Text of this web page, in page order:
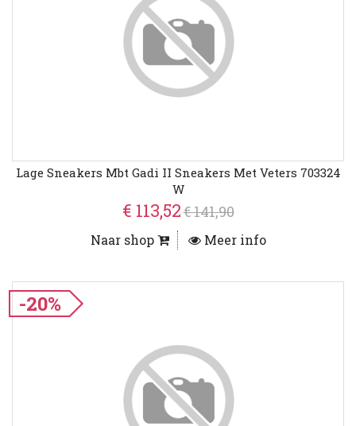
Lage Sneakers Mbt Gadi II Sneakers Met Veters 703324
W
€ 113,52€ 141,90
Naar shop Meer info
-20%